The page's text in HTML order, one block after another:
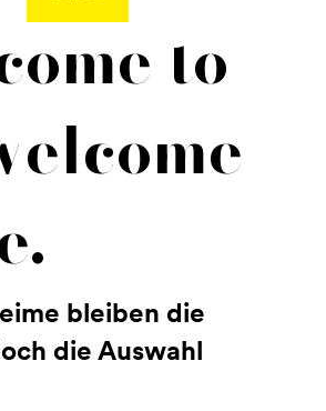
to
bleiben die
die Auswahl